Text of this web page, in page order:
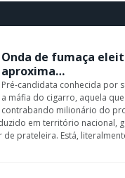
Onda de fumaça
aproxima…
Pré-candidata conhecida por
a máfia do cigarro, aquela
contrabando milionário do
em território nacional,
de prateleira. Está,